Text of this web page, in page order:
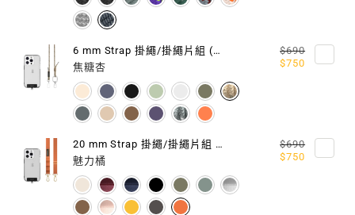
6 mm Strap 掛繩/掛繩片組 (相容 iOS / Android 手機殼)
焦糖杏
$690
$750
20 mm Strap 掛繩/掛繩片組 (相容 iOS / Android 手機殼)
魅力橘
$690
$750